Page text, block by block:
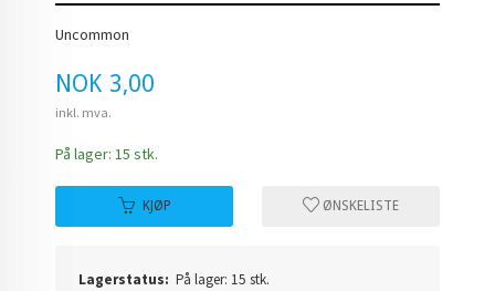
Uncommon
Pris
NOK 3,00
inkl. mva.
På lager: 15 stk.
KJØP ØNSKELISTE
Lagerstatus: På lager: 15 stk.